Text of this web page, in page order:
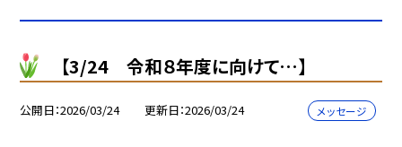
【3/24 令和８年度に向けて…】
公開日 2026/03/24 更新日 2026/03/24 メッセージ